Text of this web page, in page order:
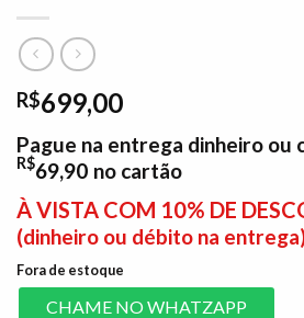
R$699,00
Pague na entrega dinheiro ou
R$69,90 no cartão
À VISTA COM 10% DE
(dinheiro ou débito na
Fora de estoque
CHAME NO WHATZAPP